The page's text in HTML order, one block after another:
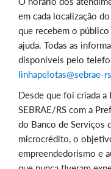
em cada localização
que recebem o
ajuda. Todas as
disponíveis pelo
linhapelotas@sebrae-
Desde que foi criada a
SEBRAE/RS com a
do Banco de Serviços
microcrédito, o
empreendedorismo e